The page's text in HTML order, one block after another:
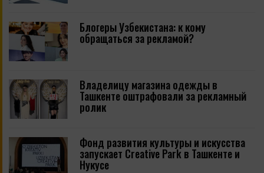
Блогеры Узбекистана: к кому
обращаться за рекламой?
Владелицу магазина одежды в
Ташкенте оштрафовали за рекламный
ролик
Фонд развития культуры и искусства
запускает Creative Park в Ташкенте и
Нукусе